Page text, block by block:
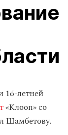
16-летней
«Клооп» со
Шамбетову.